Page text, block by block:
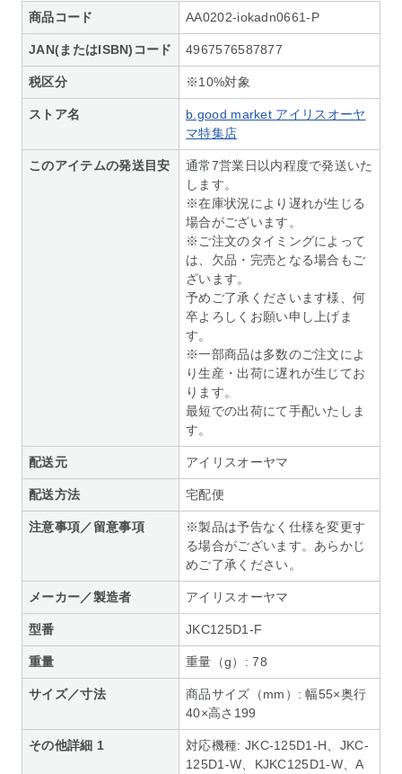
商品コード AA0202-iokadn0661-P
JAN(またはISBN)コード 4967576587877
税区分 ※10%対象
ストア名
b.good market アイリスオーヤ
マ特集店
このアイテムの発送目安
通常7営業日以内程度で発送いた
します。
※在庫状況により遅れが生じる
場合がございます。
※ご注文のタイミングによって
は、欠品・完売となる場合もご
ざいます。
予めご了承くださいます様、何
卒よろしくお願い申し上げま
す。
※一部商品は多数のご注文によ
り生産・出荷に遅れが生じてお
ります。
最短での出荷にて手配いたしま
す。
配送元 アイリスオーヤマ
配送方法 宅配便
注意事項／留意事項
※製品は予告なく仕様を変更す
る場合がございます。あらかじ
めご了承ください。
メーカー／製造者 アイリスオーヤマ
型番 JKC125D1-F
重量 重量（g）: 78
サイズ／寸法
商品サイズ（mm）: 幅55×奥行
40×高さ199
その他詳細 1
対応機種: JKC-125D1-H、JKC-
125D1-W、KJKC125D1-W、A